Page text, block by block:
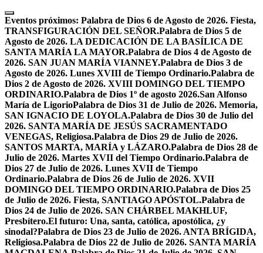
Skip
to
content
Eventos próximos: Palabra de Dios 6 de Agosto de 2026. Fiesta,
TRANSFIGURACIÓN DEL SEÑOR.Palabra de Dios 5 de
Agosto de 2026. LA DEDICACIÓN DE LA BASÍLICA DE
SANTA MARÍA LA MAYOR.Palabra de Dios 4 de Agosto de
2026. SAN JUAN MARÍA VIANNEY.Palabra de Dios 3 de
Agosto de 2026. Lunes XVIII de Tiempo Ordinario.Palabra de
Dios 2 de Agosto de 2026. XVIII DOMINGO DEL TIEMPO
ORDINARIO.Palabra de Dios 1º de agosto 2026.San Alfonso
María de LigorioPalabra de Dios 31 de Julio de 2026. Memoria,
SAN IGNACIO DE LOYOLA.Palabra de Dios 30 de Julio del
2026. SANTA MARÍA DE JESÚS SACRAMENTADO
VENEGAS, Religiosa.Palabra de Dios 29 de Julio de 2026.
SANTOS MARTA, MARÍA y LÁZARO.Palabra de Dios 28 de
Julio de 2026. Martes XVII del Tiempo Ordinario.Palabra de
Dios 27 de Julio de 2026. Lunes XVII de Tiempo
Ordinario.Palabra de Dios 26 de Julio de 2026. XVII
DOMINGO DEL TIEMPO ORDINARIO.Palabra de Dios 25
de Julio de 2026. Fiesta, SANTIAGO APÓSTOL.Palabra de
Dios 24 de Julio de 2026. SAN CHÁRBEL MAKHLUF,
Presbítero.El futuro: Una, santa, católica, apostólica, ¿y
sinodal?Palabra de Dios 23 de Julio de 2026. ANTA BRÍGIDA,
Religiosa.Palabra de Dios 22 de Julio de 2026. SANTA MARÍA